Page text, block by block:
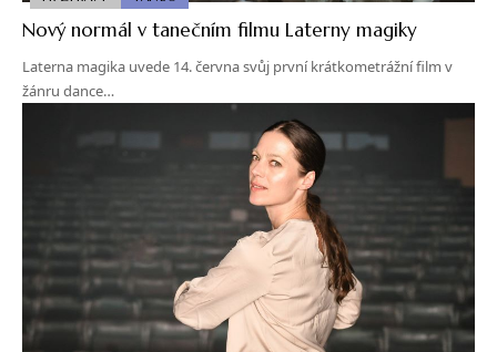
Nový normál v tanečním filmu Laterny magiky
Laterna magika uvede 14. června svůj první krátkometrážní film v
žánru dance…